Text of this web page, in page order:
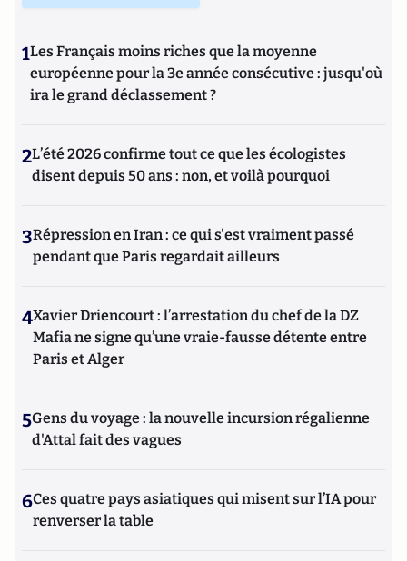
1Les Français moins riches que la moyenne
européenne pour la 3e année consécutive : jusqu'où
ira le grand déclassement ?
2L’été 2026 confirme tout ce que les écologistes
disent depuis 50 ans : non, et voilà pourquoi
3Répression en Iran : ce qui s'est vraiment passé
pendant que Paris regardait ailleurs
4Xavier Driencourt : l’arrestation du chef de la DZ
Mafia ne signe qu’une vraie-fausse détente entre
Paris et Alger
5Gens du voyage : la nouvelle incursion régalienne
d'Attal fait des vagues
6Ces quatre pays asiatiques qui misent sur l’IA pour
renverser la table